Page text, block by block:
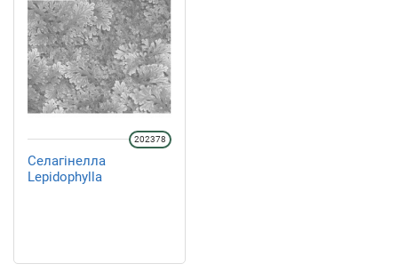
Селагінелла
Lepidophylla
202378